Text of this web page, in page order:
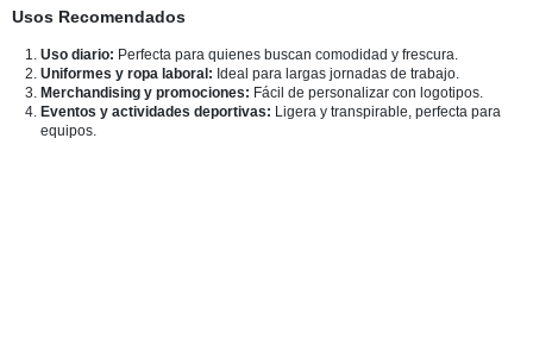
Usos Recomendados
Uso diario: Perfecta para quienes buscan comodidad y frescura.
Uniformes y ropa laboral: Ideal para largas jornadas de trabajo.
Merchandising y promociones: Fácil de personalizar con logotipos.
Eventos y actividades deportivas: Ligera y transpirable, perfecta para
equipos.